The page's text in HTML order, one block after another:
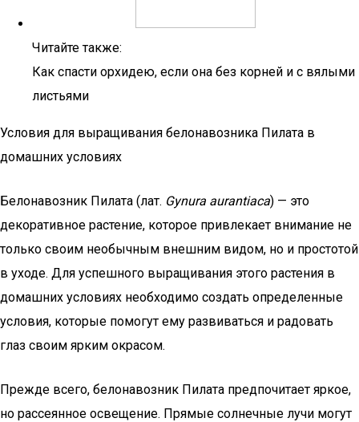
Читайте также:
Как спасти орхидею, если она без корней и с вялыми
листьями
Условия для выращивания белонавозника Пилата в
домашних условиях
Белонавозник Пилата (лат. Gynura aurantiaca) — это
декоративное растение, которое привлекает внимание не
только своим необычным внешним видом, но и простотой
в уходе. Для успешного выращивания этого растения в
домашних условиях необходимо создать определенные
условия, которые помогут ему развиваться и радовать
глаз своим ярким окрасом.
Прежде всего, белонавозник Пилата предпочитает яркое,
но рассеянное освещение. Прямые солнечные лучи могут